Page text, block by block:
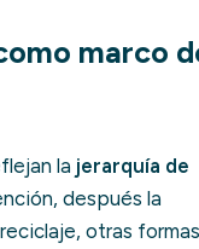
marco
la jerarquía de
después la
otras formas